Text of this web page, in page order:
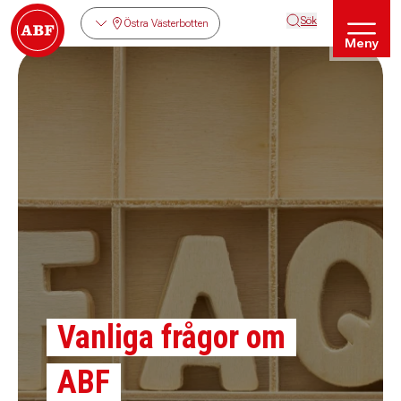
Östra Västerbotten Sök
Meny
Vanliga frågor om
ABF